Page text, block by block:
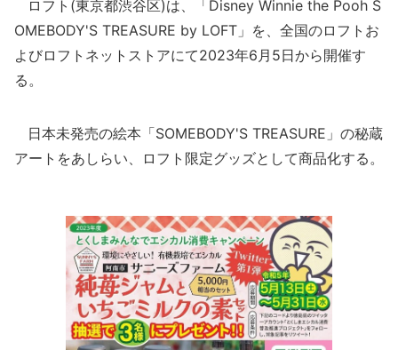
ロフト(東京都渋谷区)は、「Disney Winnie the Pooh S
OMEBODY'S TREASURE by LOFT」を、全国のロフトお
よびロフトネットストアにて2023年6月5日から開催す
る。
日本未発売の絵本「SOMEBODY'S TREASURE」の秘蔵
アートをあしらい、ロフト限定グッズとして商品化する。